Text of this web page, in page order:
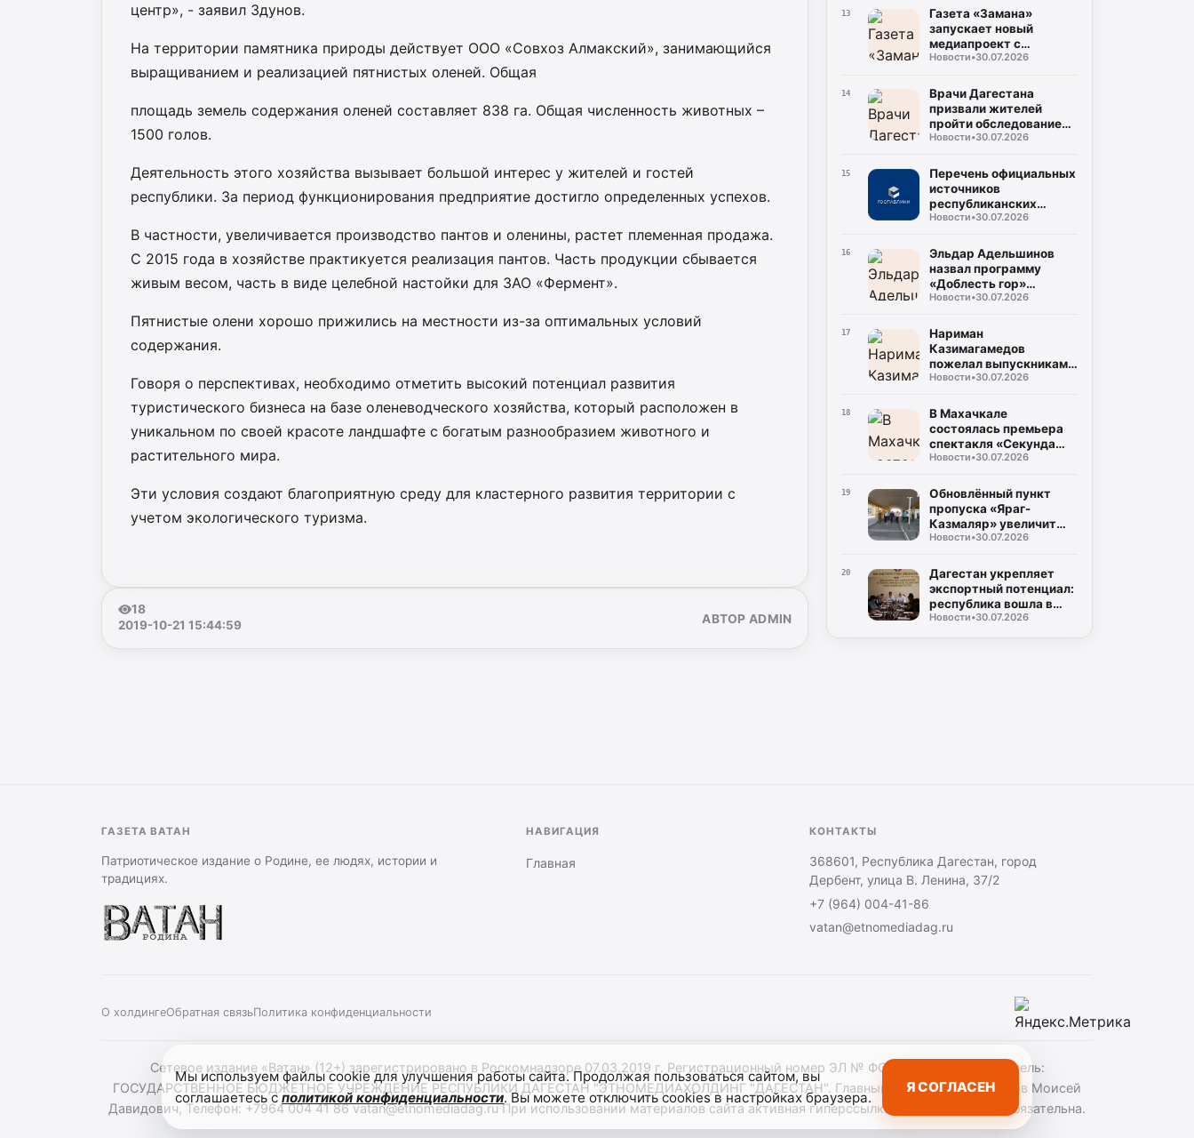
центр», - заявил Здунов.
На территории памятника природы действует ООО «Совхоз Алмакский», занимающийся
выращиванием и реализацией пятнистых оленей. Общая
площадь земель содержания оленей составляет 838 га. Общая численность животных –
1500 голов.
Деятельность этого хозяйства вызывает большой интерес у жителей и гостей
республики. За период функционирования предприятие достигло определенных успехов.
В частности, увеличивается производство пантов и оленины, растет племенная продажа.
С 2015 года в хозяйстве практикуется реализация пантов. Часть продукции сбывается
живым весом, часть в виде целебной настойки для ЗАО «Фермент».
Пятнистые олени хорошо прижились на местности из-за оптимальных условий
содержания.
Говоря о перспективах, необходимо отметить высокий потенциал развития
туристического бизнеса на базе оленеводческого хозяйства, который расположен в
уникальном по своей красоте ландшафте с богатым разнообразием животного и
растительного мира.
Эти условия создают благоприятную среду для кластерного развития территории с
учетом экологического туризма.
18
2019-10-21 15:44:59
АВТОР ADMIN
13
Газета «Замана»
запускает новый
медиапроект с
участием известных
Новости•30.07.2026
14
Врачи Дагестана
призвали жителей
пройти обследование
на гепатит С во время
Новости•30.07.2026
15
Перечень официальных
источников
республиканских
средств массовой
Новости•30.07.2026
16
Эльдар Адельшинов
назвал программу
«Доблесть гор»
важным ресурсом для
Новости•30.07.2026
17
Нариман
Казимагамедов
пожелал выпускникам
программы «Доблесть
государственной
службе
Новости•30.07.2026
18
В Махачкале
состоялась премьера
спектакля «Секунда
сомнений»,
специальной военной
операции
Новости•30.07.2026
19
Обновлённый пункт
пропуска «Яраг-
Казмаляр» увеличит
грузопоток через
Новости•30.07.2026
20
Дагестан укрепляет
экспортный потенциал:
республика вошла в
число лидеров по
Новости•30.07.2026
ГАЗЕТА ВАТАН
Патриотическое издание о Родине, ее людях, истории и
традициях.
НАВИГАЦИЯ
Главная
КОНТАКТЫ
368601, Республика Дагестан, город
Дербент, улица В. Ленина, 37/2
+7 (964) 004-41-86
vatan@etnomediadag.ru
О холдингеОбратная связьПолитика конфиденциальности
Сетевое издание «Ватан» (12+) зарегистрировано в Роскомнадзоре 07.03.2019 г. Регистрационный номер ЭЛ № ФС 77 — 75146. Учредитель:
ГОСУДАРСТВЕННОЕ БЮДЖЕТНОЕ УЧРЕЖДЕНИЕ РЕСПУБЛИКИ ДАГЕСТАН "ЭТНОМЕДИАХОЛДИНГ "ДАГЕСТАН". Главный редактор — Аврумов Моисей
Давидович, Телефон: +7964 004 41 86 vatan@etnomediadag.ru При использовании материалов сайта активная гиперссылка на gazetavatan.ru обязательна.
Мы используем файлы cookie для улучшения работы сайта. Продолжая пользоваться сайтом, вы
соглашаетесь сполитикой конфиденциальности. Вы можете отключить cookies в настройках браузера.
Я СОГЛАСЕН